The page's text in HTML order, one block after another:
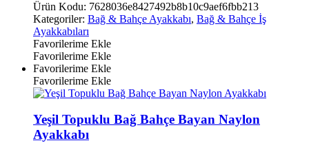
ürünün
birden
fazla
varyasyonu
var.
Seçenekler
ürün
sayfasından
Ürün Kodu: 7628036e8427492b8b10c9aef6fbb213
Kategoriler: Bağ & Bahçe Ayakkabı, Bağ & Bahçe İş
Ayakkabıları
Favorilerime Ekle
Favorilerime Ekle
Favorilerime Ekle
Favorilerime Ekle
Yeşil Topuklu Bağ Bahçe Bayan Naylon
Ayakkabı